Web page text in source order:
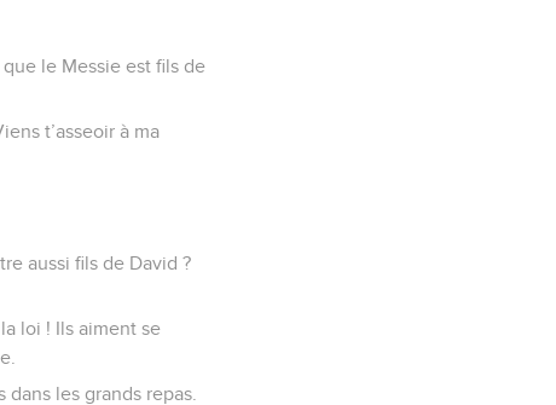
le Messie est fils de
t’asseoir à ma
aussi fils de David ?
loi ! Ils aiment se
les grands repas.